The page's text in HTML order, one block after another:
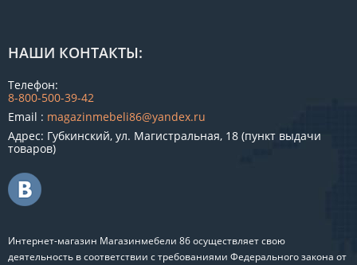
НАШИ КОНТАКТЫ:
Телефон:
8-800-500-39-42
Email : magazinmebeli86@yandex.ru
Адрес: Губкинский, ул. Магистральная, 18 (пункт выдачи
товаров)
Интернет-магазин Магазинмебели 86 осуществляет свою
деятельность в соответствии с требованиями Федерального закона от